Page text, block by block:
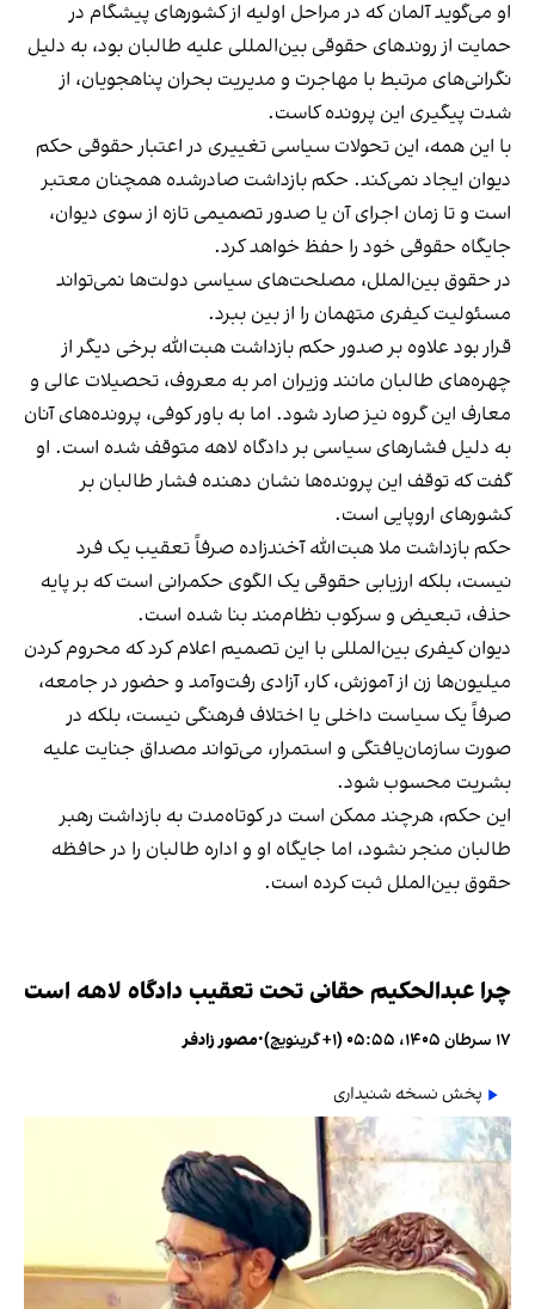
او می‌گوید آلمان که در مراحل اولیه از کشورهای پیشگام در
حمایت از روندهای حقوقی بین‌المللی علیه طالبان بود، به دلیل
نگرانی‌های مرتبط با مهاجرت و مدیریت بحران پناهجویان، از
شدت پیگیری این پرونده کاست.
با این همه، این تحولات سیاسی تغییری در اعتبار حقوقی حکم
دیوان ایجاد نمی‌کند. حکم بازداشت صادرشده همچنان معتبر
است و تا زمان اجرای آن یا صدور تصمیمی تازه از سوی دیوان،
جایگاه حقوقی خود را حفظ خواهد کرد.
در حقوق بین‌الملل، مصلحت‌های سیاسی دولت‌ها نمی‌تواند
مسئولیت کیفری متهمان را از بین ببرد.
قرار بود علاوه بر صدور حکم بازداشت هبت‌الله برخی دیگر از
چهره‌های طالبان مانند وزیران امر به معروف، تحصیلات عالی و
معارف این گروه نیز صارد شود. اما به باور کوفی، پرونده‌های آنان
به دلیل فشارهای سیاسی بر دادگاه لاهه متوقف شده است. او
گفت که توقف این پرونده‌ها نشان دهنده فشار طالبان بر
کشورهای اروپایی است.
حکم بازداشت ملا هبت‌الله آخندزاده صرفاً تعقیب یک فرد
نیست، بلکه ارزیابی حقوقی یک الگوی حکمرانی است که بر پایه
حذف، تبعیض و سرکوب نظام‌مند بنا شده است.
دیوان کیفری بین‌المللی با این تصمیم اعلام کرد که محروم کردن
میلیون‌ها زن از آموزش، کار، آزادی رفت‌وآمد و حضور در جامعه،
صرفاً یک سیاست داخلی یا اختلاف فرهنگی نیست، بلکه در
صورت سازمان‌یافتگی و استمرار، می‌تواند مصداق جنایت علیه
بشریت محسوب شود.
این حکم، هرچند ممکن است در کوتاه‌مدت به بازداشت رهبر
طالبان منجر نشود، اما جایگاه او و اداره طالبان را در حافظه
حقوق بین‌الملل ثبت کرده است.
چرا عبدالحکیم حقانی تحت تعقیب دادگاه لاهه است
۱۷ سرطان ۱۴۰۵، ۰۵:۵۵ (‎+۱ گرینویچ) •مصور زادفر
پخش نسخه شنیداری